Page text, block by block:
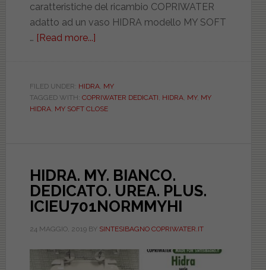
caratteristiche del ricambio COPRIWATER
adatto ad un vaso HIDRA modello MY SOFT
… [Read more...]
BIANCO.
DEDICATO.
UREA.
ICIEU701SOFTMYHI
FILED UNDER: HIDRA, MY
TAGGED WITH: COPRIWATER DEDICATI HIDRA, MY, MY
HIDRA, MY SOFT CLOSE
HIDRA. MY. BIANCO.
DEDICATO. UREA. PLUS.
ICIEU701NORMMYHI
24 MAGGIO, 2019BY SINTESIBAGNO COPRIWATER.IT